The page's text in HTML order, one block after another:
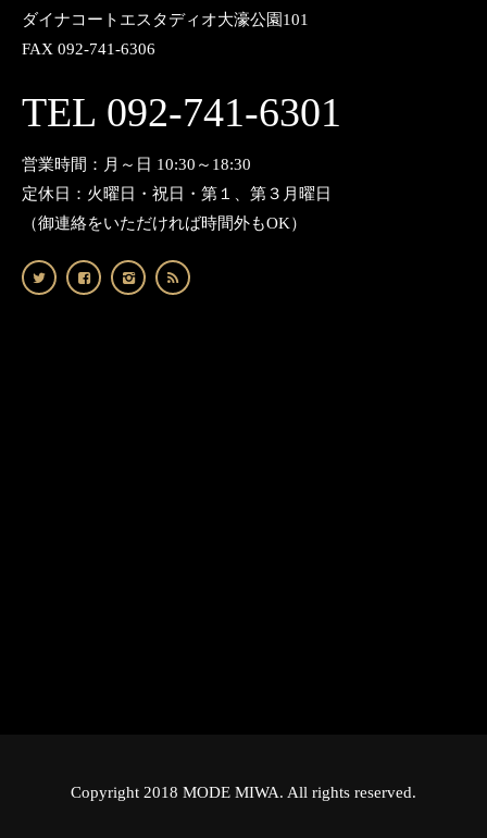
ダイナコートエスタディオ大濠公園101
FAX 092-741-6306
TEL 092-741-6301
営業時間：月～日 10:30～18:30
定休日：火曜日・祝日・第１、第３月曜日
（御連絡をいただければ時間外もOK）
Copyright 2018 MODE MIWA. All rights reserved.